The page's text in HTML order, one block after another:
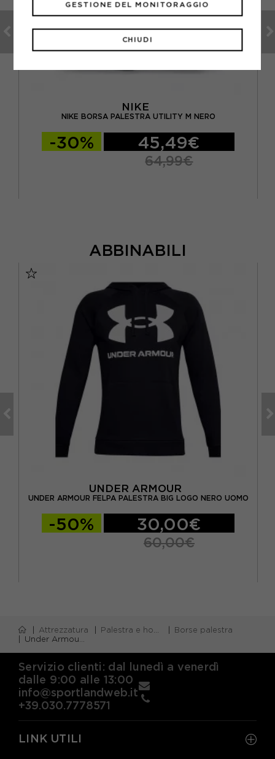
NIKE
NIKE BORSA PALESTRA UTILITY M NERO
-30% 45,49€
64,99€
ABBINABILI
UNDER ARMOUR
UNDER ARMOUR FELPA PALESTRA BIG LOGO NERO UOMO
-50% 30,00€
60,00€
Attrezzatura Palestra e home gym
Borse palestra
Under Armour Borsa Undeniable 5.0 Duffle Md Nero Uomo
Servizio clienti: dal lunedì a venerdì
dalle 9:00 alle 13:00
info@sportlandweb.it
+39.030.7778571
LINK UTILI
CHIUDI
GESTIONE DEL MONITORAGGIO